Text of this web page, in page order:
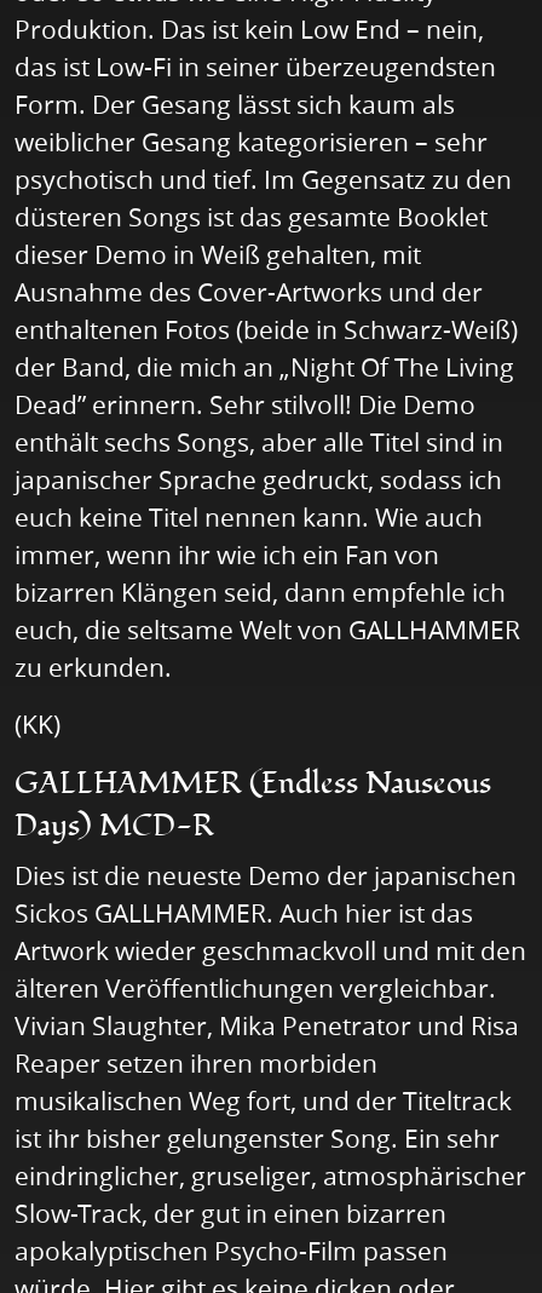
Produktion. Das ist kein Low End – nein,
das ist Low-Fi in seiner überzeugendsten
Form. Der Gesang lässt sich kaum als
weiblicher Gesang kategorisieren – sehr
psychotisch und tief. Im Gegensatz zu den
düsteren Songs ist das gesamte Booklet
dieser Demo in Weiß gehalten, mit
Ausnahme des Cover-Artworks und der
enthaltenen Fotos (beide in Schwarz-Weiß)
der Band, die mich an „Night Of The Living
Dead” erinnern. Sehr stilvoll! Die Demo
enthält sechs Songs, aber alle Titel sind in
japanischer Sprache gedruckt, sodass ich
euch keine Titel nennen kann. Wie auch
immer, wenn ihr wie ich ein Fan von
bizarren Klängen seid, dann empfehle ich
euch, die seltsame Welt von GALLHAMMER
zu erkunden.
(KK)
GALLHAMMER (Endless Nauseous
Days) MCD-R
Dies ist die neueste Demo der japanischen
Sickos GALLHAMMER. Auch hier ist das
Artwork wieder geschmackvoll und mit den
älteren Veröffentlichungen vergleichbar.
Vivian Slaughter, Mika Penetrator und Risa
Reaper setzen ihren morbiden
musikalischen Weg fort, und der Titeltrack
ist ihr bisher gelungenster Song. Ein sehr
eindringlicher, gruseliger, atmosphärischer
Slow-Track, der gut in einen bizarren
apokalyptischen Psycho-Film passen